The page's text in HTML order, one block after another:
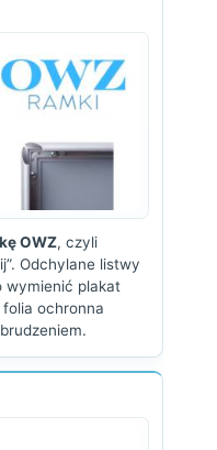
OWZ, czyli
Odchylane listwy
wymienić plakat
folia ochronna